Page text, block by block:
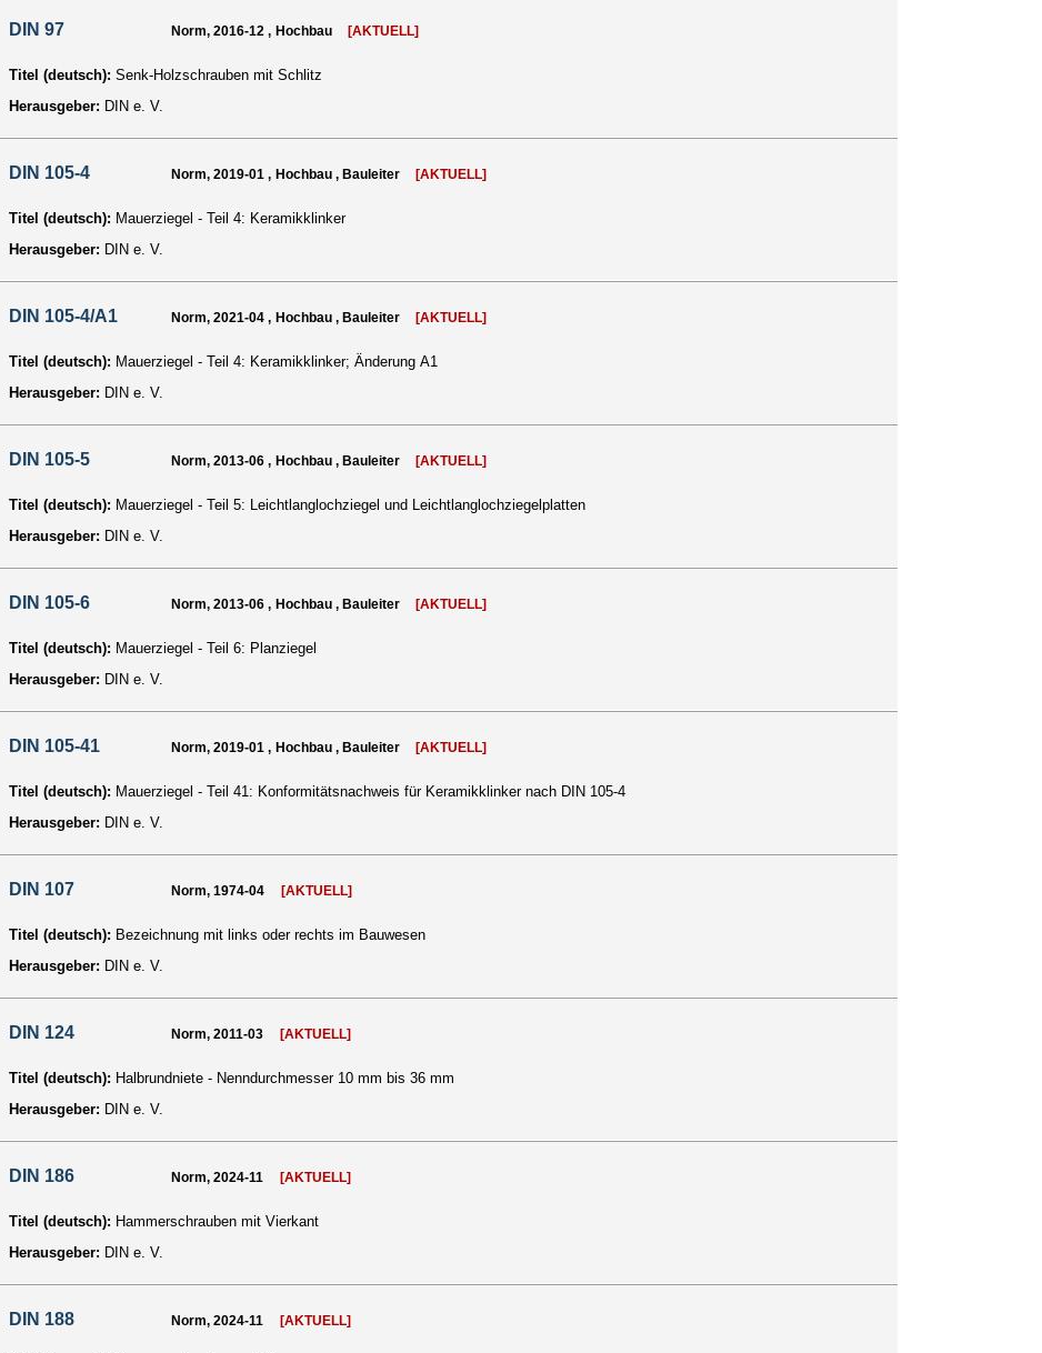
DIN 97 Norm, 2016-12 , Hochbau [AKTUELL]
Titel (deutsch): Senk-Holzschrauben mit Schlitz
Herausgeber: DIN e. V.
DIN 105-4 Norm, 2019-01 , Hochbau , Bauleiter [AKTUELL]
Titel (deutsch): Mauerziegel - Teil 4: Keramikklinker
Herausgeber: DIN e. V.
DIN 105-4/A1 Norm, 2021-04 , Hochbau , Bauleiter [AKTUELL]
Titel (deutsch): Mauerziegel - Teil 4: Keramikklinker; Änderung A1
Herausgeber: DIN e. V.
DIN 105-5 Norm, 2013-06 , Hochbau , Bauleiter [AKTUELL]
Titel (deutsch): Mauerziegel - Teil 5: Leichtlanglochziegel und Leichtlanglochziegelplatten
Herausgeber: DIN e. V.
DIN 105-6 Norm, 2013-06 , Hochbau , Bauleiter [AKTUELL]
Titel (deutsch): Mauerziegel - Teil 6: Planziegel
Herausgeber: DIN e. V.
DIN 105-41 Norm, 2019-01 , Hochbau , Bauleiter [AKTUELL]
Titel (deutsch): Mauerziegel - Teil 41: Konformitätsnachweis für Keramikklinker nach DIN 105-4
Herausgeber: DIN e. V.
DIN 107 Norm, 1974-04 [AKTUELL]
Titel (deutsch): Bezeichnung mit links oder rechts im Bauwesen
Herausgeber: DIN e. V.
DIN 124 Norm, 2011-03 [AKTUELL]
Titel (deutsch): Halbrundniete - Nenndurchmesser 10 mm bis 36 mm
Herausgeber: DIN e. V.
DIN 186 Norm, 2024-11 [AKTUELL]
Titel (deutsch): Hammerschrauben mit Vierkant
Herausgeber: DIN e. V.
DIN 188 Norm, 2024-11 [AKTUELL]